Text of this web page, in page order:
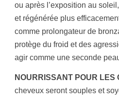
ou après l’exposition au
et régénérée plus
comme prolongateur de
protège du froid et des
agir comme une seconde
NOURRISSANT POUR LES
cheveux seront souples et